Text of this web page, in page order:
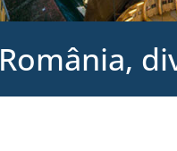
România,